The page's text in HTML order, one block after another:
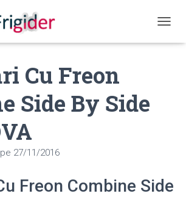
Cu Freon
Side By Side
pe 27/11/2016
Freon Combine Side